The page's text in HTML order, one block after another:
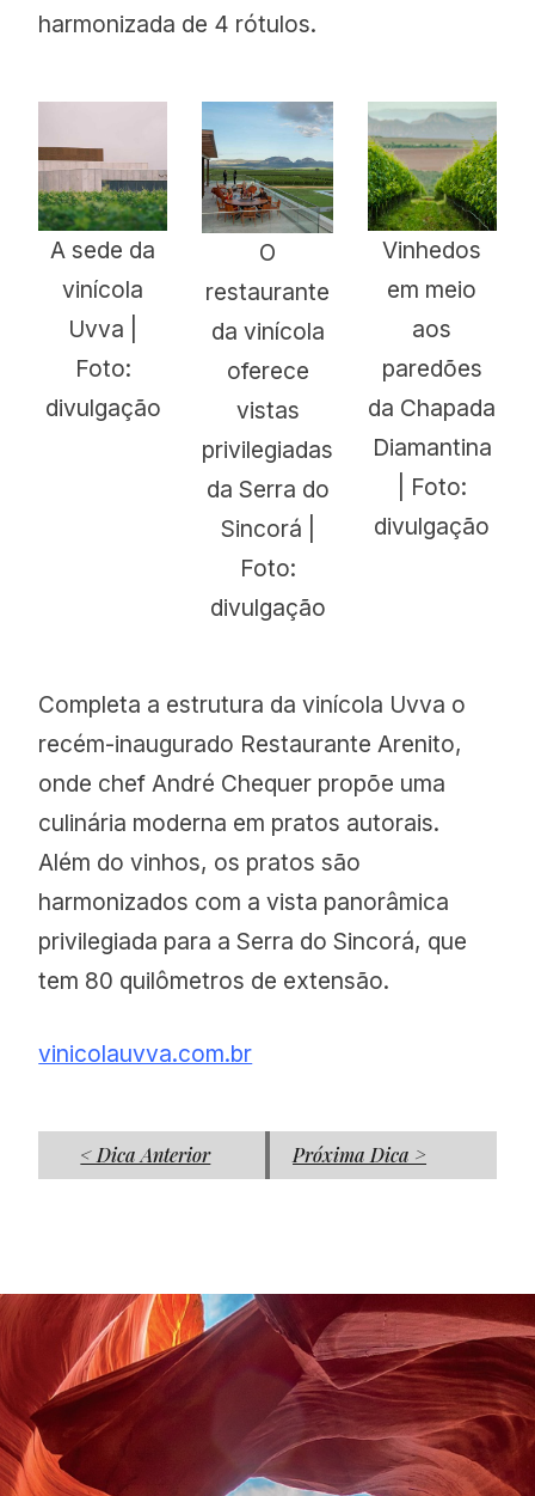
harmonizada de 4 rótulos.
A sede da
vinícola
Uvva |
Foto:
divulgação
O
restaurante
da vinícola
oferece
vistas
privilegiadas
da Serra do
Sincorá |
Foto:
divulgação
Vinhedos
em meio
aos
paredões
da Chapada
Diamantina
| Foto:
divulgação
Completa a estrutura da vinícola Uvva o
recém-inaugurado Restaurante Arenito,
onde chef André Chequer propõe uma
culinária moderna em pratos autorais.
Além do vinhos, os pratos são
harmonizados com a vista panorâmica
privilegiada para a Serra do Sincorá, que
tem 80 quilômetros de extensão. ​
vinicolauvva.com.br
< Dica Anterior Próxima Dica >